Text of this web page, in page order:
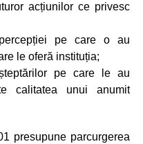
acțiunilor ce privesc
pe care o au
le oferă instituția;
pe care le au
calitatea unui anumit
presupune parcurgerea